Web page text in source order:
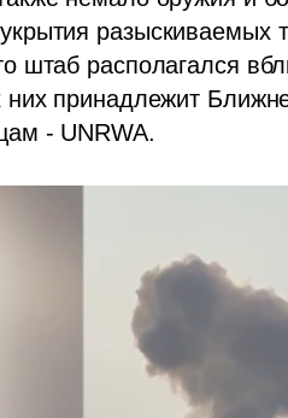
разыскиваемых
штаб располагался
принадлежит
- UNRWA.